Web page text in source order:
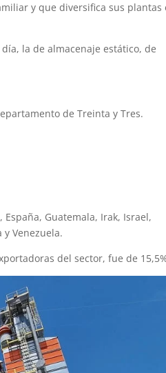
y que diversifica sus plantas
la de almacenaje estático, de
de Treinta y Tres.
Guatemala, Irak, Israel,
y Venezuela.
del sector, fue de